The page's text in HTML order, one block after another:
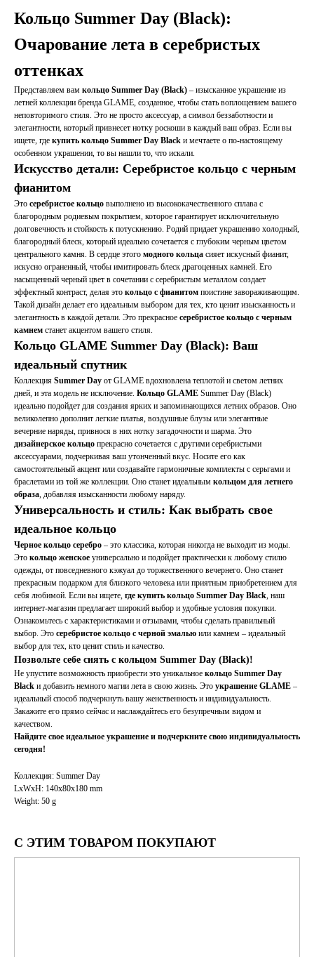
Кольцо Summer Day (Black):
Очарование лета в серебристых
оттенках
Представляем вам кольцо Summer Day (Black) – изысканное украшение из
летней коллекции бренда GLAME, созданное, чтобы стать воплощением вашего
неповторимого стиля. Это не просто аксессуар, а символ беззаботности и
элегантности, который привнесет нотку роскоши в каждый ваш образ. Если вы
ищете, где купить кольцо Summer Day Black и мечтаете о по-настоящему
особенном украшении, то вы нашли то, что искали.
Искусство детали: Серебристое кольцо с черным
фианитом
Это серебристое кольцо выполнено из высококачественного сплава с
благородным родиевым покрытием, которое гарантирует исключительную
долговечность и стойкость к потускнению. Родий придает украшению холодный,
благородный блеск, который идеально сочетается с глубоким черным цветом
центрального камня. В сердце этого модного кольца сияет искусный фианит,
искусно ограненный, чтобы имитировать блеск драгоценных камней. Его
насыщенный черный цвет в сочетании с серебристым металлом создает
эффектный контраст, делая это кольцо с фианитом поистине завораживающим.
Такой дизайн делает его идеальным выбором для тех, кто ценит изысканность и
элегантность в каждой детали. Это прекрасное серебристое кольцо с черным
камнем станет акцентом вашего стиля.
Кольцо GLAME Summer Day (Black): Ваш
идеальный спутник
Коллекция Summer Day от GLAME вдохновлена теплотой и светом летних
дней, и эта модель не исключение. Кольцо GLAME Summer Day (Black)
идеально подойдет для создания ярких и запоминающихся летних образов. Оно
великолепно дополнит легкие платья, воздушные блузы или элегантные
вечерние наряды, привнося в них нотку загадочности и шарма. Это
дизайнерское кольцо прекрасно сочетается с другими серебристыми
аксессуарами, подчеркивая ваш утонченный вкус. Носите его как
самостоятельный акцент или создавайте гармоничные комплекты с серьгами и
браслетами из той же коллекции. Оно станет идеальным кольцом для летнего
образа, добавляя изысканности любому наряду.
Универсальность и стиль: Как выбрать свое
идеальное кольцо
Черное кольцо серебро – это классика, которая никогда не выходит из моды.
Это кольцо женское универсально и подойдет практически к любому стилю
одежды, от повседневного кэжуал до торжественного вечернего. Оно станет
прекрасным подарком для близкого человека или приятным приобретением для
себя любимой. Если вы ищете, где купить кольцо Summer Day Black, наш
интернет-магазин предлагает широкий выбор и удобные условия покупки.
Ознакомьтесь с характеристиками и отзывами, чтобы сделать правильный
выбор. Это серебристое кольцо с черной эмалью или камнем – идеальный
выбор для тех, кто ценит стиль и качество.
Позвольте себе сиять с кольцом Summer Day (Black)!
Не упустите возможность приобрести это уникальное кольцо Summer Day
Black и добавить немного магии лета в свою жизнь. Это украшение GLAME –
идеальный способ подчеркнуть вашу женственность и индивидуальность.
Закажите его прямо сейчас и наслаждайтесь его безупречным видом и
качеством.
Найдите свое идеальное украшение и подчеркните свою индивидуальность
сегодня!
Коллекция: Summer Day
LxWxH: 140x80x180 mm
Weight: 50 g
С ЭТИМ ТОВАРОМ ПОКУПАЮТ